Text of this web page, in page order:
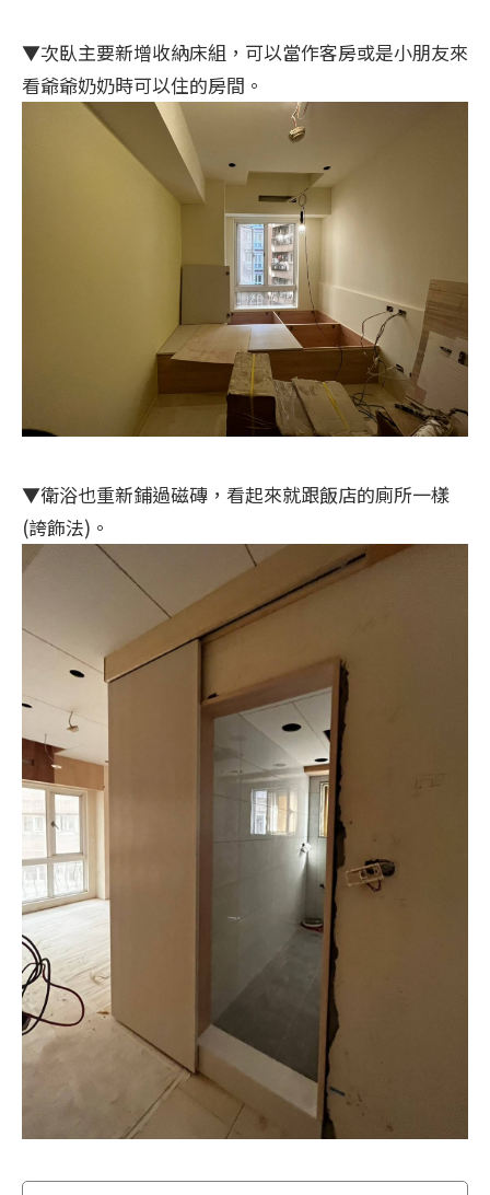
▼次臥主要新增收納床組，可以當作客房或是小朋友來
看爺爺奶奶時可以住的房間。
▼衛浴也重新鋪過磁磚，看起來就跟飯店的廁所一樣
(誇飾法)。